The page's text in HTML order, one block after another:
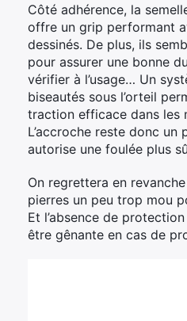
Côté adhérence, la
offre un grip performant
dessinés. De plus, ils
pour assurer une bonne
vérifier à l’usage… Un
biseautés sous l’orteil
traction efficace dans les
L’accroche reste donc
autorise une foulée plus
On regrettera en
pierres un peu trop mou
Et l’absence de
être gênante en cas de